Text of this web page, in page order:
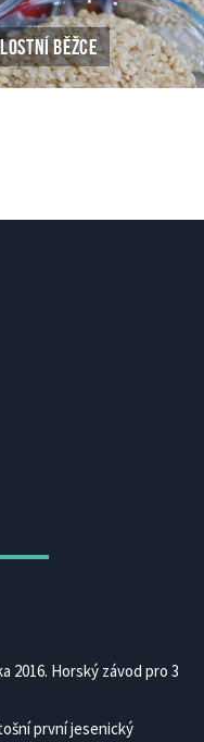
BĚŽCE
2016. Horský závod pro 3
první jesenický